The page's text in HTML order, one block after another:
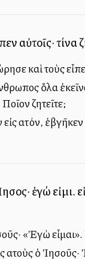
αὐτοῖς· τίνα
καὶ τοὺς
ὅλα
ζητεῖτε;
αὐτόν,
ἐγώ εἰμι.
«Ἐγὼ
ὁ